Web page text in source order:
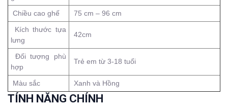
Chiều cao ghế
75 cm – 96 cm
Kích thước tựa
lưng
42cm
Đối tượng phù
hợp
Trẻ em từ 3-18 tuổi
Màu sắc Xanh và Hồng
TÍNH NĂNG CHÍNH